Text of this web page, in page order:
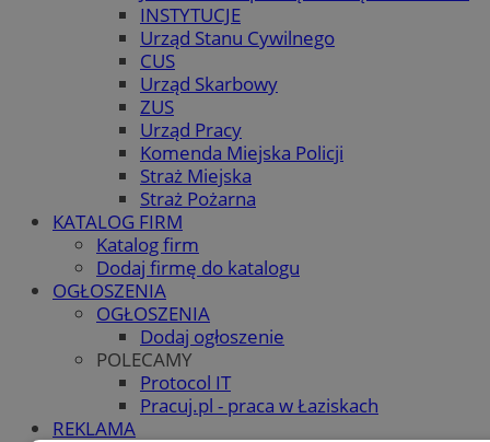
INSTYTUCJE
Urząd Stanu Cywilnego
CUS
Urząd Skarbowy
ZUS
Urząd Pracy
Komenda Miejska Policji
Straż Miejska
Straż Pożarna
KATALOG FIRM
Katalog firm
Dodaj firmę do katalogu
OGŁOSZENIA
OGŁOSZENIA
Dodaj ogłoszenie
POLECAMY
Protocol IT
Pracuj.pl - praca w Łaziskach
REKLAMA